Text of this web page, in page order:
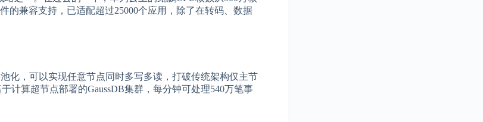
的兼容支持，已适配超过25000个应用，除了在转码、数据
化，可以实现任意节点同时多写多读，打破传统架构仅主节
计算超节点部署的GaussDB集群，每分钟可处理540万笔事